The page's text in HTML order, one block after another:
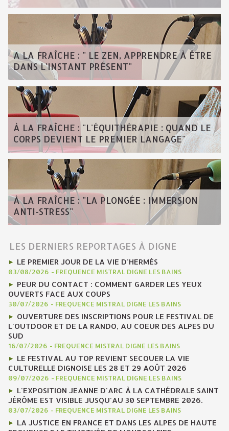
A LA FRAÎCHE : " LE ZEN, APPRENDRE À ÊTRE
DANS L'INSTANT PRÉSENT"
À LA FRAÎCHE : "L'ÉQUITHÉRAPIE : QUAND LE
CORPS DEVIENT LE PREMIER LANGAGE"
À LA FRAÎCHE : "LA PLONGÉE : IMMERSION
ANTI-STRESS"
LES DERNIERS REPORTAGES À DIGNE
LE PREMIER JOUR DE LA VIE D'HERMÈS
03/08/2026 - FREQUENCE MISTRAL DIGNE LES BAINS
PEUR DU CONTACT : COMMENT GARDER LES YEUX
OUVERTS FACE AUX COUPS
30/07/2026 - FREQUENCE MISTRAL DIGNE LES BAINS
OUVERTURE DES INSCRIPTIONS POUR LE FESTIVAL DE
L'OUTDOOR ET DE LA RANDO, AU COEUR DES ALPES DU
SUD
16/07/2026 - FREQUENCE MISTRAL DIGNE LES BAINS
LE FESTIVAL AU TOP REVIENT SECOUER LA VIE
CULTURELLE DIGNOISE LES 28 ET 29 AOÛT 2026
09/07/2026 - FREQUENCE MISTRAL DIGNE LES BAINS
L'EXPOSITION JEANNE D'ARC À LA CATHÉDRALE SAINT
JÉRÔME EST VISIBLE JUSQU'AU 30 SEPTEMBRE 2026.
03/07/2026 - FREQUENCE MISTRAL DIGNE LES BAINS
LA JUSTICE EN FRANCE ET DANS LES ALPES DE HAUTE